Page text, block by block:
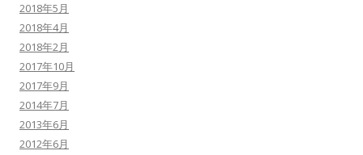
2018年5月
2018年4月
2018年2月
2017年10月
2017年9月
2014年7月
2013年6月
2012年6月